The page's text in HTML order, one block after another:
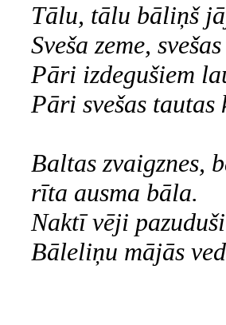
Tālu, tālu bāliņš
Sveša zeme,
Pāri izdegušiem
Pāri svešas tautas
Baltas zvaigznes,
rīta ausma bāla.
Naktī vēji
Bāleliņu mājās